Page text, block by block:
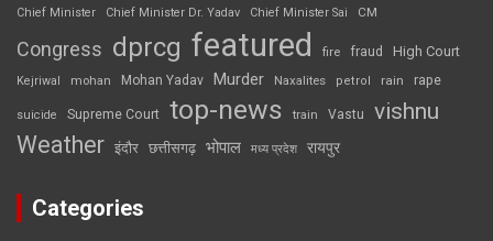
Chief Minister
Chief Minister Dr. Yadav Chief Minister Sai CM
Congress dprcg featured fire fraud High Court
Kejriwal mohan Mohan Yadav Murder Naxalites petrol rain rape
suicide Supreme Court top-news train Vastu vishnu
Weather इंदौर छत्तीसगढ़ भोपाल मध्य प्रदेश रायपुर
Categories